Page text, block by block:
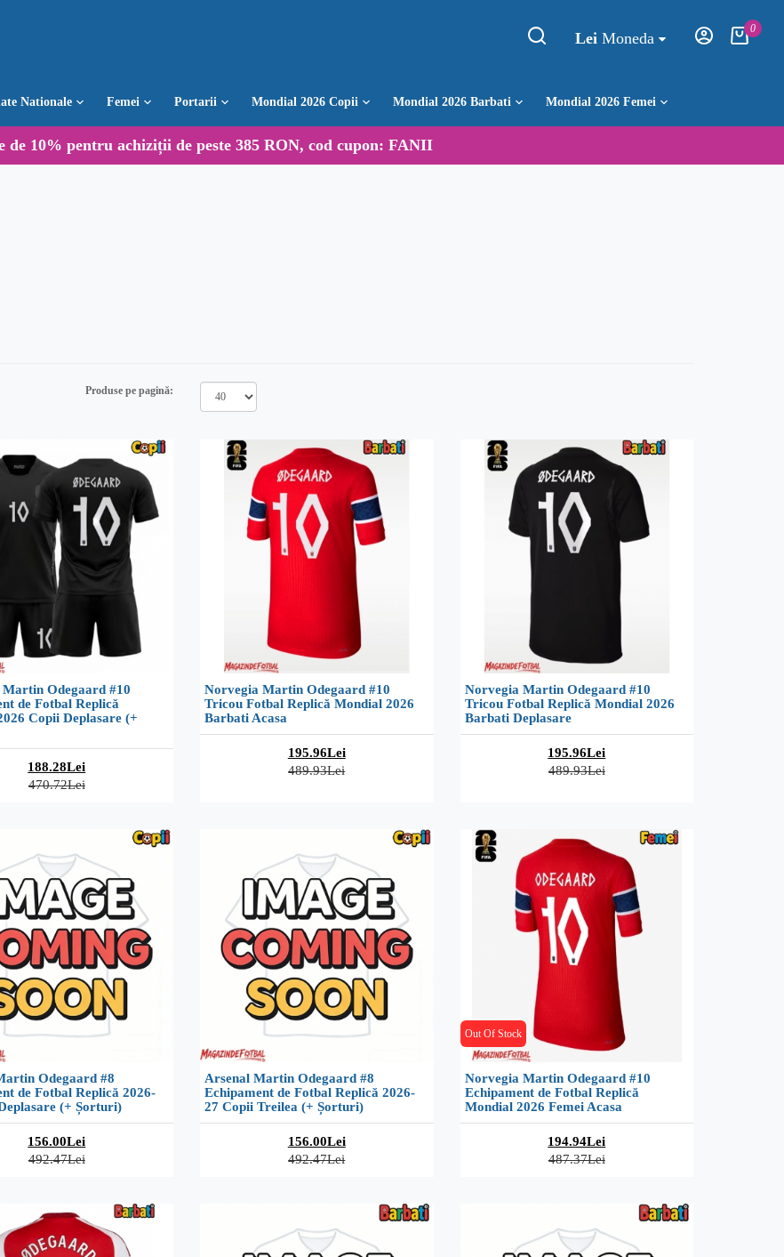
Lei Moneda
0
Nationale Femei Portarii Mondial 2026 Copii Mondial 2026 Barbati Mondial 2026 Femei
de 10% pentru achiziții de peste 385 RON, cod cupon: FANII
Produse pe pagină:
Odegaard #10
de Fotbal Replică
Copii Deplasare (+
188.28Lei
470.72Lei
Norvegia Martin Odegaard #10
Tricou Fotbal Replică Mondial 2026
Barbati Acasa
195.96Lei
489.93Lei
Norvegia Martin Odegaard #10
Tricou Fotbal Replică Mondial 2026
Barbati Deplasare
195.96Lei
489.93Lei
Odegaard #8
de Fotbal Replică 2026-
(+ Șorturi)
156.00Lei
492.47Lei
Arsenal Martin Odegaard #8
Echipament de Fotbal Replică 2026-
27 Copii Treilea (+ Șorturi)
156.00Lei
492.47Lei
Norvegia Martin Odegaard #10
Echipament de Fotbal Replică
Mondial 2026 Femei Acasa
Out Of Stock
194.94Lei
487.37Lei